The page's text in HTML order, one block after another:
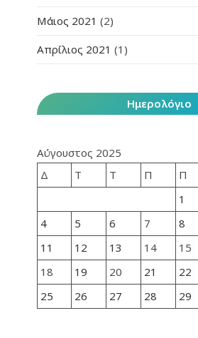
Μάιος 2021 (2)
Απρίλιος 2021 (1)
Ημερολόγιο
Αύγουστος 2025
Δ
Τ Τ Π Π
1
4
5 6 7 8
11
12 13 14 15
18
19 20 21 22
25
26 27 28 29